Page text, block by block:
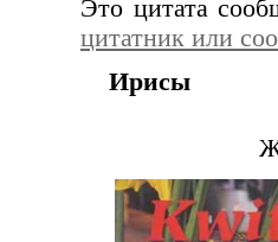
Это цитата
цитатник или
Ирисы